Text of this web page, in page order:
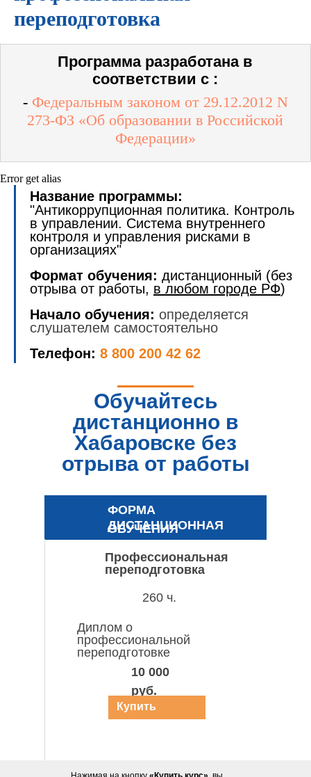
переподготовка
Программа разработана в
соответствии с :
- Федеральным законом от 29.12.2012 N
273-ФЗ «Об образовании в Российской
Федерации»
Error get alias
Название программы:
"Антикоррупционная политика. Контроль
в управлении. Система внутреннего
контроля и управления рисками в
организациях"
Формат обучения: дистанционный (без
отрыва от работы, в любом городе РФ)
Начало обучения: определяется
слушателем самостоятельно
Телефон: 8 800 200 42 62
Обучайтесь
дистанционно в
Хабаровске без
отрыва от работы
ФОРМА
ОБУЧЕНИЯ
ДИСТАНЦИОННАЯ
Профессиональная
переподготовка
Диплом о
профессиональной
переподготовке
260 ч.
10 000
руб.
Купить
курс